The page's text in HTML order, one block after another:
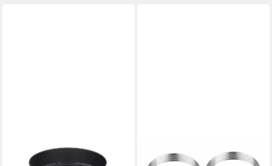
RELAXDAYS
Springform 3-teiliges Tarteform Tartelette-Rahmen